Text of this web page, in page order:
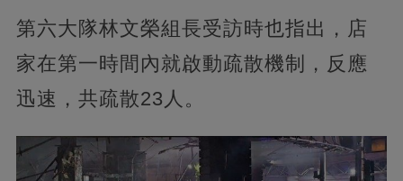
第六大隊林文榮組長受訪時也指出，店
家在第一時間內就啟動疏散機制，反應
迅速，共疏散23人。